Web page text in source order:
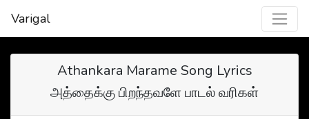
Varigal
Athankara Marame Song Lyrics
அத்தைக்கு பிறந்தவளே பாடல் வரிகள்